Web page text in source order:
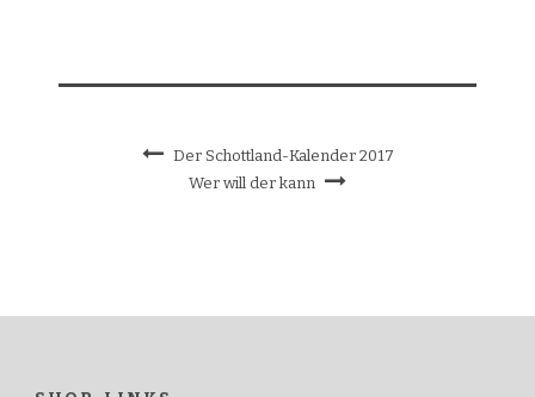
Der Schottland-Kalender 2017
Wer will der kann